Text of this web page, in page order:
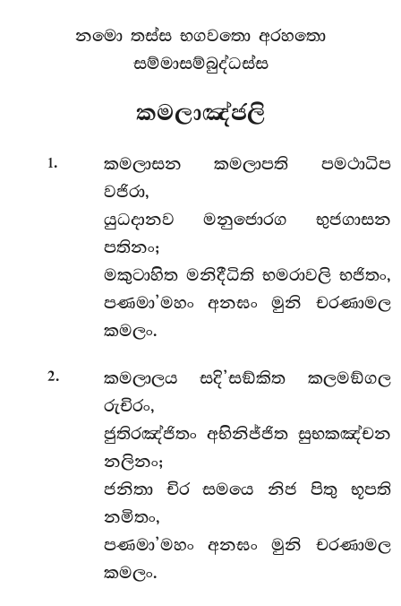
නමො තස්ස භගවතො අරහතො
සම්මාසම්බුද්ධස්ස
කමලාඤ්ජලි
1.
කමලාසන කමලාපති පමථාධිප
වජිරා,
යුධදානව මනුජොරග භුජගාසන
පතිනං;
මකුටාහිත මනිදීධිති භමරාවලි භජිතං,
පණමා’මහං අනඝං මුනි චරණාමල
කමලං.
2.
කමලාලය සදි’සඞ්කිත කලමඞ්ගල
රුචිරං,
ජුතිරඤ්ජිතං අභිනිජ්ජිත සුභකඤ්චන
නලිනං;
ජනිතා චිර සමයෙ නිජ පිතු භූපති
නමිතං,
පණමා’මහං අනඝං මුනි චරණාමල
කමලං.